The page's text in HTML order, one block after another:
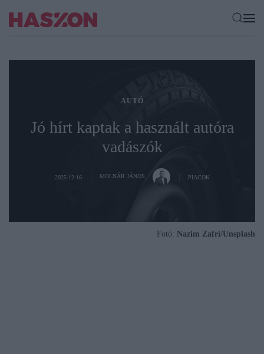
AUTÓ
Jó hírt kaptak a használt autóra
vadászók
2025-12-16 MOLNÁR JÁNOS PIACOK
Fotó: Nazim Zafri/Unsplash